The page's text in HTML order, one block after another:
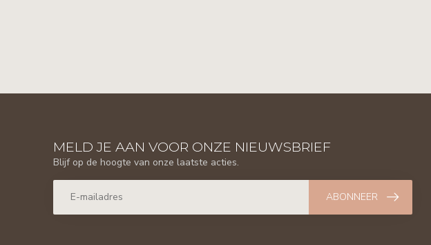
MELD JE AAN VOOR ONZE NIEUWSBRIEF
Blijf op de hoogte van onze laatste acties.
ABONNEER